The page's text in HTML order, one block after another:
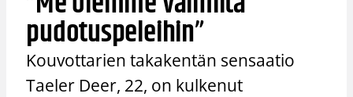
pudotuspeleihin”
Kouvottarien takakentän sensaatio
Taeler Deer, 22, on kulkenut